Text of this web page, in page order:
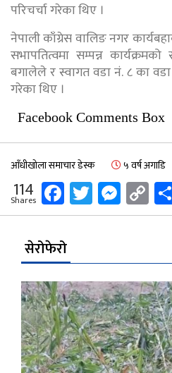
परिचर्चा गरेका थिए ।
नेपाली काँग्रेस वालिङ नगर
सभापतित्वमा सम्पन्न
बगालेले र स्वागत वडा नं. ८ का
गरेका थिए ।
Facebook Comments Box
आँधीखोला समाचार डेस्क ५ वर्ष अगाडि
114
Shares Facebook
Twitter
सेरोफेरो